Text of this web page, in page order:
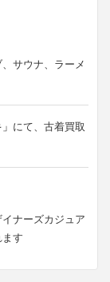
サウナ、ラーメ
にて、古着買取
ナーズカジュア
す